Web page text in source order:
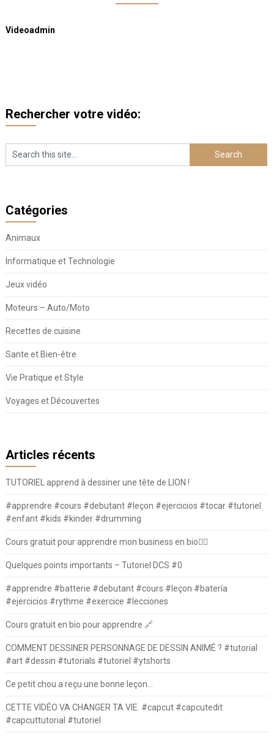
Videoadmin
Rechercher votre vidéo:
Catégories
Animaux
Informatique et Technologie
Jeux vidéo
Moteurs – Auto/Moto
Recettes de cuisine
Sante et Bien-être
Vie Pratique et Style
Voyages et Découvertes
Articles récents
TUTORIEL apprend à dessiner une tête de LION !
#apprendre #cours #debutant #leçon #ejercicios #tocar #tutoriel
#enfant #kids #kinder #drumming
Cours gratuit pour apprendre mon business en bio⛓️‍💥
Quelques points importants – Tutoriel DCS #0
#apprendre #batterie #debutant #cours #leçon #batería
#ejercicios #rythme #exercice #lecciones
Cours gratuit en bio pour apprendre 🔗
COMMENT DESSINER PERSONNAGE DE DESSIN ANIMÉ ? #tutorial
#art #dessin #tutorials #tutoriel #ytshorts
Ce petit chou a reçu une bonne leçon…
CETTE VIDÉO VA CHANGER TA VIE. #capcut #capcutedit
#capcuttutorial #tutoriel